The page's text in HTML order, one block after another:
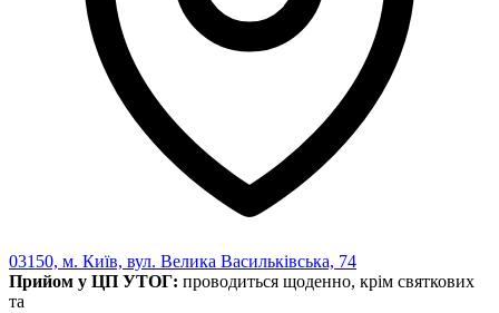
Вивчаємо жестову мову
Дитяча сторінка
Новини про жестову мову
Ресурс для вивчення жестових мов різних країн
ЦУЖМ
Проєкт "Жестова мова для поліцейських"
Про шахрайські схеми
На допомогу військовим
03150, м. Київ, вул. Велика Васильківська, 74
Прийом у ЦП УТОГ: проводиться щоденно, крім святкових
та